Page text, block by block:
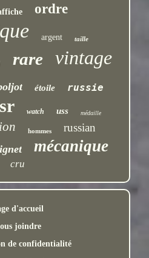
ordre
argent taille
rare vintage
étoile
russie
watch uss médaille
hommes russian
mécanique
cru
d'accueil
joindre
de confidentialité